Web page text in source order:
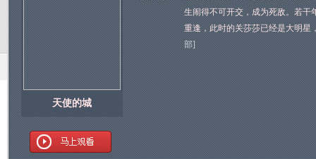
天使的城
生闹得不可开交，成为死敌。若干
重逢，此时的关莎莎已经是大明星
部]